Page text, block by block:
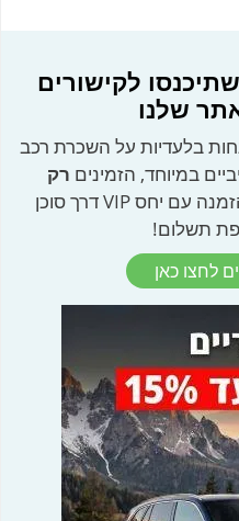
לקישורים
שלנו
בלעדיות על השכרת רכב
במיוחד, הזמינים רק
, כולל גישה להזמנה עם יחס VIP דרך סוכן
תשלום!
לחצו כאן